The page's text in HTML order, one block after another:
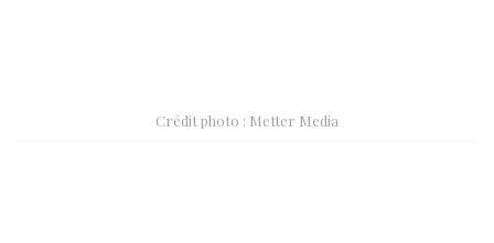
Crédit photo : Metter Media